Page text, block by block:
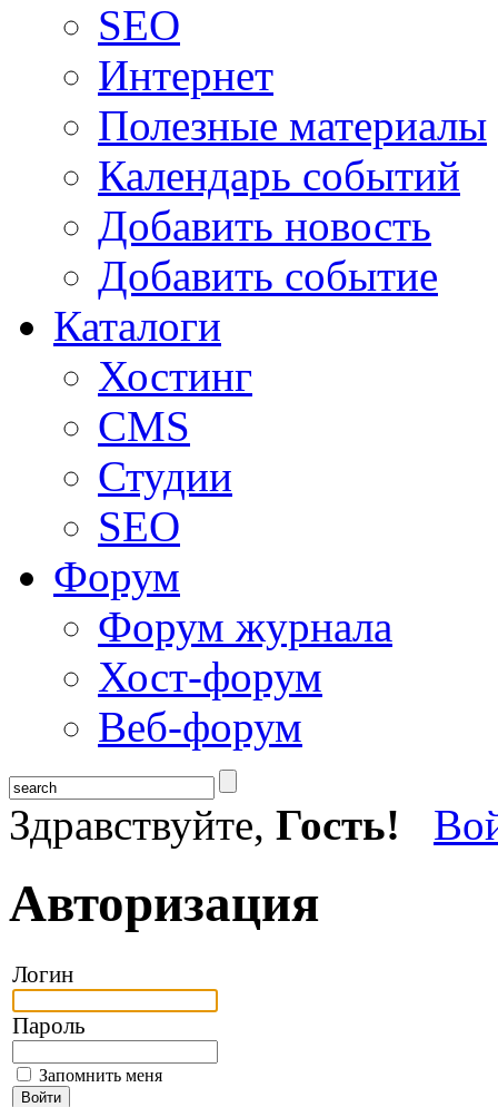
SEO
Интернет
Полезные материалы
Календарь событий
Добавить новость
Добавить событие
Каталоги
Хостинг
CMS
Студии
SEO
Форум
Форум журнала
Хост-форум
Веб-форум
Здравствуйте, Гость!
Авторизация
Логин
Пароль
Запомнить меня